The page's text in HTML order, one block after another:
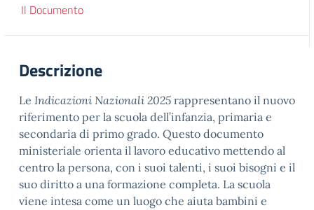
Il Documento
Descrizione
Le Indicazioni Nazionali 2025 rappresentano il nuovo
riferimento per la scuola dell’infanzia, primaria e
secondaria di primo grado. Questo documento
ministeriale orienta il lavoro educativo mettendo al
centro la persona, con i suoi talenti, i suoi bisogni e il
suo diritto a una formazione completa. La scuola
viene intesa come un luogo che aiuta bambini e